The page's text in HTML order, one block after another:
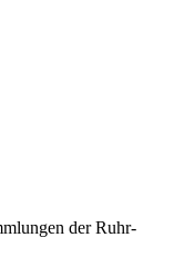
der Ruhr-